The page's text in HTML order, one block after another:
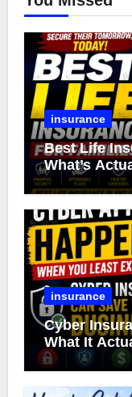
insurance
Best Life
What’s
insurance
Cyber
What It